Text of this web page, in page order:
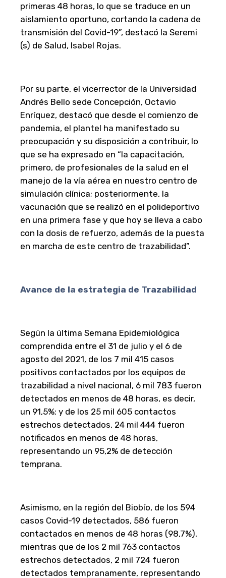
primeras 48 horas, lo que se traduce en un
aislamiento oportuno, cortando la cadena de
transmisión del Covid-19”, destacó la Seremi
(s) de Salud, Isabel Rojas.
Por su parte, el vicerrector de la Universidad
Andrés Bello sede Concepción, Octavio
Enríquez, destacó que desde el comienzo de
pandemia, el plantel ha manifestado su
preocupación y su disposición a contribuir, lo
que se ha expresado en “la capacitación,
primero, de profesionales de la salud en el
manejo de la vía aérea en nuestro centro de
simulación clínica; posteriormente, la
vacunación que se realizó en el polideportivo
en una primera fase y que hoy se lleva a cabo
con la dosis de refuerzo, además de la puesta
en marcha de este centro de trazabilidad”.
Avance de la estrategia de Trazabilidad
Según la última Semana Epidemiológica
comprendida entre el 31 de julio y el 6 de
agosto del 2021, de los 7 mil 415 casos
positivos contactados por los equipos de
trazabilidad a nivel nacional, 6 mil 783 fueron
detectados en menos de 48 horas, es decir,
un 91,5%; y de los 25 mil 605 contactos
estrechos detectados, 24 mil 444 fueron
notificados en menos de 48 horas,
representando un 95,2% de detección
temprana.
Asimismo, en la región del Biobío, de los 594
casos Covid-19 detectados, 586 fueron
contactados en menos de 48 horas (98,7%),
mientras que de los 2 mil 763 contactos
estrechos detectados, 2 mil 724 fueron
detectados tempranamente, representando